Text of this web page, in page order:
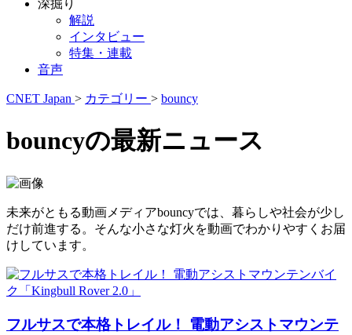
深掘り
解説
インタビュー
特集・連載
音声
CNET Japan > カテゴリー > bouncy
bouncyの最新ニュース
未来がともる動画メディアbouncyでは、暮らしや社会が少し
だけ前進する。そんな小さな灯火を動画でわかりやすくお届
けしています。
フルサスで本格トレイル！ 電動アシストマウンテ